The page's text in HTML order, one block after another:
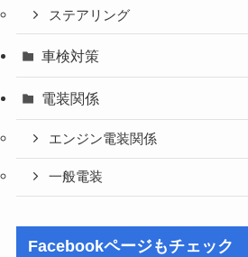
ステアリング
車検対策
電装関係
エンジン電装関係
一般電装
Facebookページもチェック